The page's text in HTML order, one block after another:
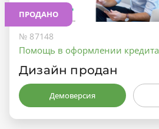
ПРОДАНО
№ 87148
Помощь в оформлении кредита
Дизайн продан
Демоверсия